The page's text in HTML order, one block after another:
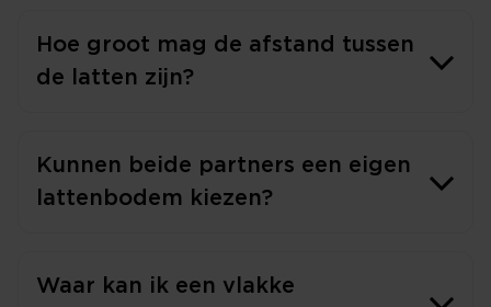
Hoe groot mag de afstand tussen
de latten zijn?
Kunnen beide partners een eigen
lattenbodem kiezen?
Waar kan ik een vlakke